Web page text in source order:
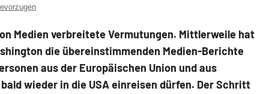
Medien verbreitete Vermutungen. Mittlerweile hat
die übereinstimmenden Medien-Berichte
aus der Europäischen Union und aus
wieder in die USA einreisen dürfen. Der Schritt